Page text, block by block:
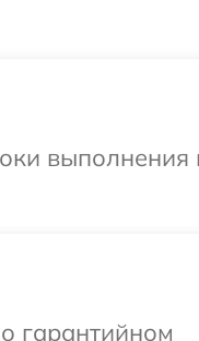
выполнения
гарантийном